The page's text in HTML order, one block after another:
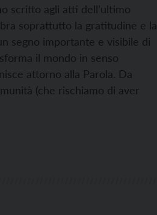
scritto agli atti dell’ultimo
soprattutto la gratitudine e la
segno importante e visibile di
il mondo in senso
attorno alla Parola. Da
(che rischiamo di aver